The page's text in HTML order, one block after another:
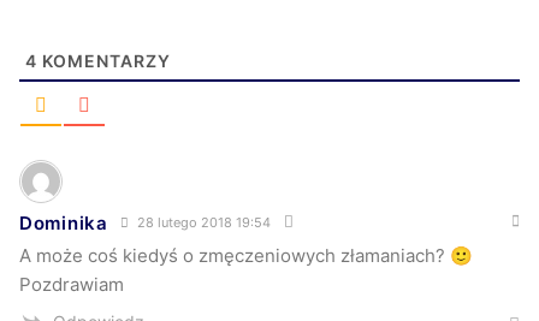
4 KOMENTARZY
Dominika 28 lutego 2018 19:54
A może coś kiedyś o zmęczeniowych złamaniach? 🙂
Pozdrawiam